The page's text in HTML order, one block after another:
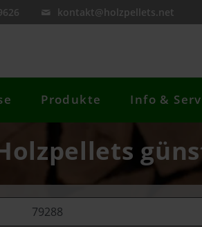
kontakt@holzpellets.net
Produkte Info &